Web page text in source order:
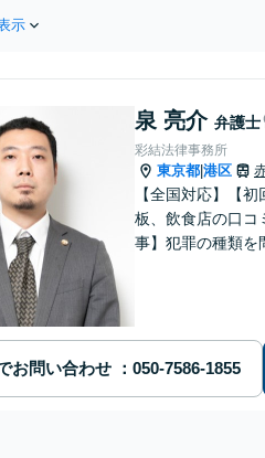
示
泉 亮介 弁護士
彩結法律事務所
東京都 港区
【全国対応】【
板、飲食店の口コ
事】犯罪の種類を
お問い合わせ